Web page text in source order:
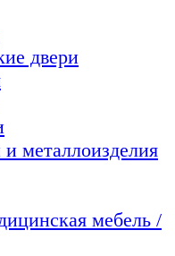
двери
металлоизделия
мебель /